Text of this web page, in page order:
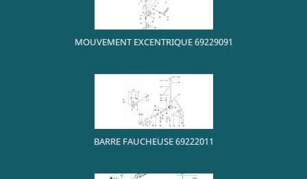
MOUVEMENT EXCENTRIQUE 69229091
BARRE FAUCHEUSE 69222011